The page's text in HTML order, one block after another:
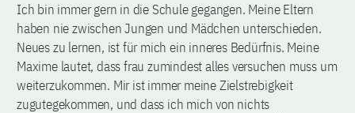
Ich bin immer gern in die Schule gegangen. Meine Eltern
haben nie zwischen Jungen und Mädchen unterschieden.
Neues zu lernen, ist für mich ein inneres Bedürfnis. Meine
Maxime lautet, dass frau zumindest alles versuchen muss um
weiterzukommen. Mir ist immer meine Zielstrebigkeit
zugutegekommen, und dass ich mich von nichts